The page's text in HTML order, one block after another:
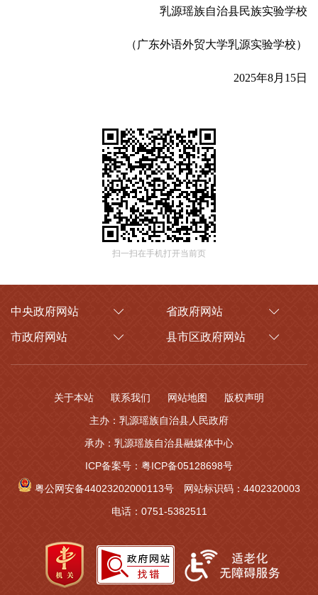
乳源瑶族自治县民族实验学校
（广东外语外贸大学乳源实验学校）
2025年8月15日
扫一扫在手机打开当前页
中央政府网站 省政府网站
市政府网站 县市区政府网站
关于本站 联系我们 网站地图
版权声明
主办：乳源瑶族自治县人民政府
承办：乳源瑶族自治县融媒体中心
ICP备案号：粤ICP备05128698号
粤公网安备44023202000113号
网站标识码：4402320003
电话：0751-5382511